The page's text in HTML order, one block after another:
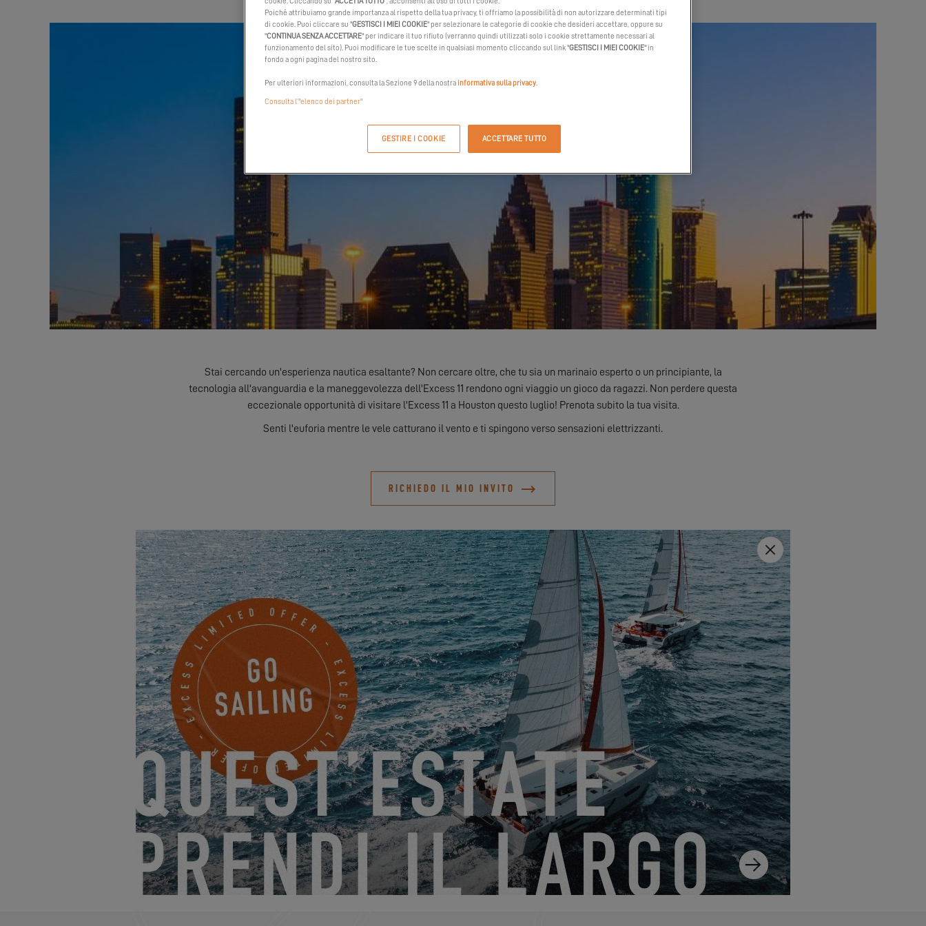
Stai cercando un'esperienza nautica esaltante? Non cercare oltre, che tu sia un marinaio esperto o un principiante, la
tecnologia all'avanguardia e la maneggevolezza dell'Excess 11 rendono ogni viaggio un gioco da ragazzi. Non perdere questa
eccezionale opportunità di visitare l'Excess 11 a Houston questo luglio! Prenota subito la tua visita.
Senti l'euforia mentre le vele catturano il vento e ti spingono verso sensazioni elettrizzanti.
RICHIEDO IL MIO INVITO
SCOPRITELI
EXCESS 11
Poiché attribuiamo grande importanza al rispetto della tua privacy, ti offriamo la possibilità di non autorizzare determinati tipi
di cookie. Puoi cliccare su "GESTISCI I MIEI COOKIE" per selezionare le categorie di cookie che desideri accettare, oppure su
"CONTINUA SENZA ACCETTARE" per indicare il tuo rifiuto (verranno quindi utilizzati solo i cookie strettamente necessari al
funzionamento del sito). Puoi modificare le tue scelte in qualsiasi momento cliccando sul link "GESTISCI I MIEI COOKIE" in
fondo a ogni pagina del nostro sito.
Per ulteriori informazioni, consulta la Sezione 9 della nostra informativa sulla privacy.
Consulta l’"elenco dei partner"
GESTIRE I COOKIE ACCETTARE TUTTO
Close